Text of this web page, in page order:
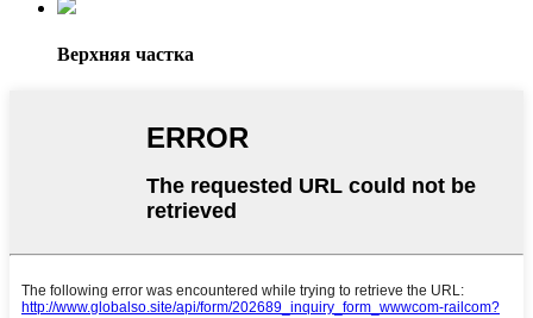
Верхняя частка